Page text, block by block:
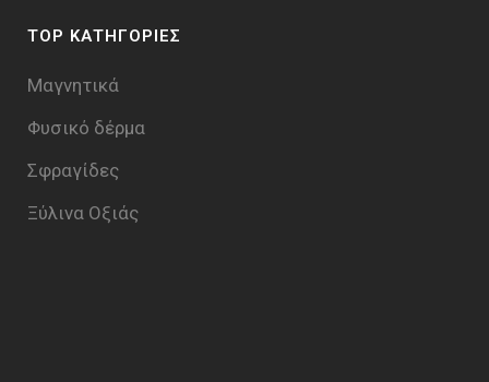
TOP ΚΑΤΗΓΟΡΙΕΣ
Μαγνητικά
Φυσικό δέρμα
Σφραγίδες
Ξύλινα Οξιάς